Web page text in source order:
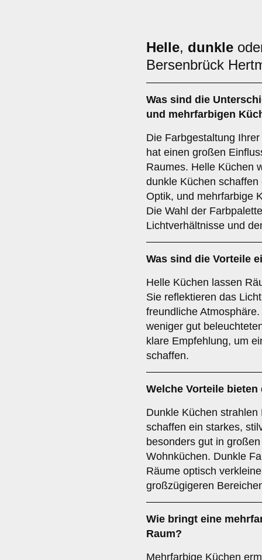
Helle, dunkle
Bersenbrück
Was sind die
und mehrfarbigen
Die Farbgestaltung
hat einen großen
Raumes. Helle Küchen
dunkle Küchen
Optik, und mehrfarbige
Die Wahl der
Lichtverhältnisse und
Was sind die Vorteile
Helle Küchen lassen
Sie reflektieren das
freundliche
weniger gut
klare Empfehlung, um
schaffen.
Welche Vorteile bieten
Dunkle Küchen
schaffen ein starkes,
besonders gut in
Wohnküchen. Dunkle
Räume optisch
großzügigeren
Wie bringt eine
Raum?
Mehrfarbige Küchen